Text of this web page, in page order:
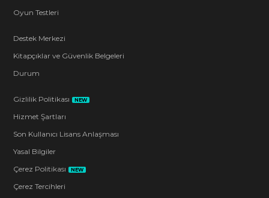
Oyun Testleri
Destek Merkezi
Kitapçıklar ve Güvenlik Belgeleri
Durum
Gizlilik Politikası NEW
Hizmet Şartları
Son Kullanıcı Lisans Anlaşması
Yasal Bilgiler
Çerez Politikası
NEW
Çerez Tercihleri